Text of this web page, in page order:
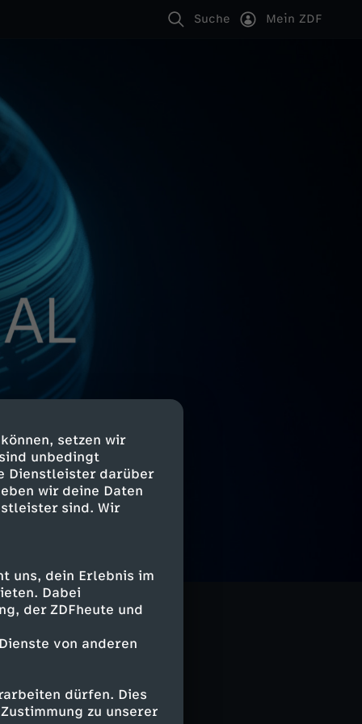
setzen wir
unbedingt
Dienstleister darüber
wir deine Daten
sind. Wir
uns, dein Erlebnis im
Dabei
der ZDFheute und
von anderen
dürfen. Dies
zu unserer
Suche Mein ZDF